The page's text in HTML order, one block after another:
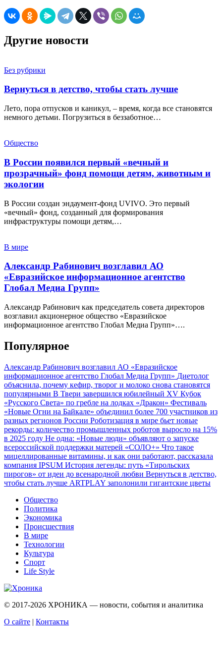
Другие новости
Без рубрики
Вернуться в детство, чтобы стать лучше
Лето, пора отпусков и каникул, – время, когда все становятся
немного детьми. Погрузиться в беззаботное…
Общество
В России появился первый «вечный и
прозрачный» фонд помощи детям, животным и
экологии
В России создан эндаумент-фонд UVIVO. Это первый
«вечный» фонд, созданный для формирования
инфраструктуры помощи детям,…
В мире
Александр Рабинович возглавил АО
«Евразийское информационное агентство
Глобал Медиа Групп»
Александр Рабинович как председатель совета директоров
возглавил акционерное общество «Евразийское
информационное агентство Глобал Медиа Групп»….
Популярное
Александр Рабинович возглавил АО «Евразийское
информационное агентство Глобал Медиа Групп» Диетолог
объяснила, почему кефир, творог и молоко снова становятся
популярными В Твери завершился юбилейный XV Кубок
«Русского Света» по гребле на лодках «Дракон» Фестиваль
«Новые Огни на Байкале» объединил более 700 участников из
разных регионов России Роботизация в мире бьет новые
рекорды: количество промышленных роботов выросло на 15%
в 2025 году Не одна: «Новые люди» объявляют о запуске
всероссийской поддержки матерей «СОЛО+» Что такое
мицеллированные витамины, и как они работают, рассказала
компания IPSUM История легенды: путь «Тирольских
пирогов» от идеи до всенародной любви Вернуться в детство,
чтобы стать лучше ARTPLAY заполонили гигантские цветы
Общество
Политика
Экономика
Происшествия
В мире
Технологии
Культура
Спорт
Life Style
© 2017-2026 ХРОНИКА — новости, события и аналитика
О сайте | Контакты